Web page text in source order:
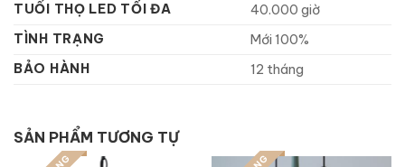
TUỔI THỌ LED TỐI ĐA
40.000 giờ
TÌNH TRẠNG
Mới 100%
BẢO HÀNH
12 tháng
SẢN PHẨM TƯƠNG TỰ